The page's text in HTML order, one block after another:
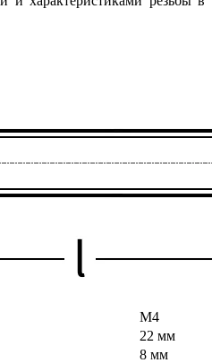
М4
22 мм
8 мм